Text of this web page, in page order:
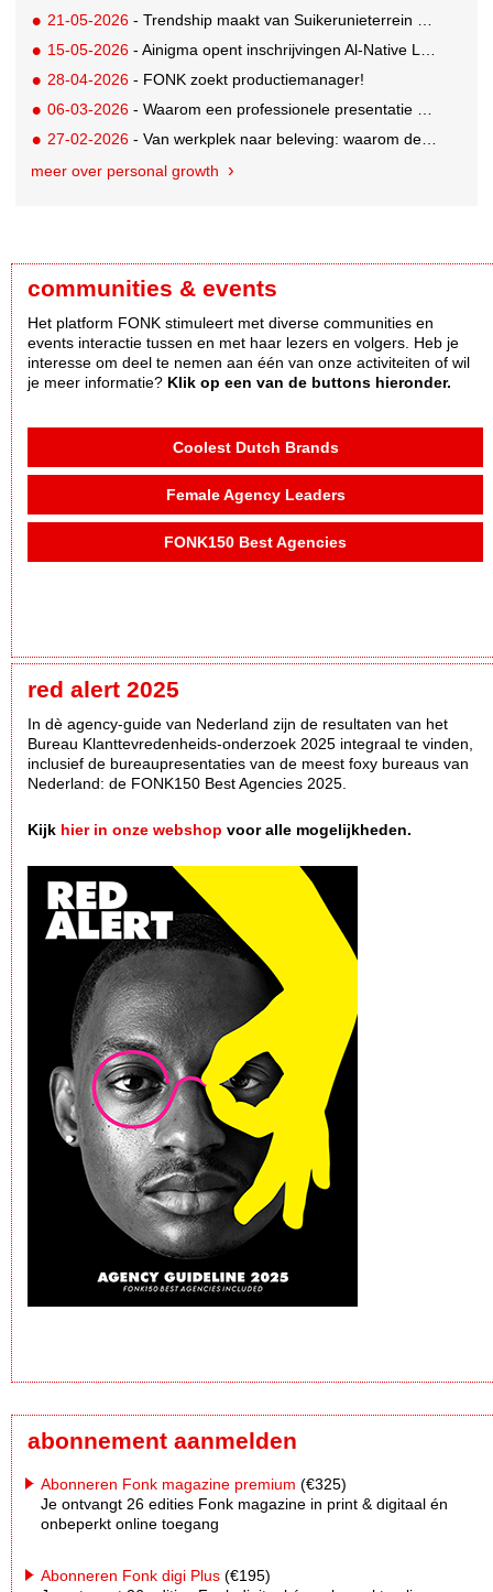
21-05-2026 - Trendship maakt van Suikerunieterrein ondernemend dorpsplein
15-05-2026 - Ainigma opent inschrijvingen Al-Native Leadership Academy
28-04-2026 - FONK zoekt productiemanager!
06-03-2026 - Waarom een professionele presentatie doorslaggevend is bij pitches en new business
27-02-2026 - Van werkplek naar beleving: waarom deze details ertoe doen
meer over personal growth
communities & events
Het platform FONK stimuleert met diverse communities en
events interactie tussen en met haar lezers en volgers. Heb je
interesse om deel te nemen aan één van onze activiteiten of wil
je meer informatie? Klik op een van de buttons hieronder.
Coolest Dutch Brands
Female Agency Leaders
FONK150 Best Agencies
red alert 2025
In dè agency-guide van Nederland zijn de resultaten van het
Bureau Klanttevredenheids-onderzoek 2025 integraal te vinden,
inclusief de bureaupresentaties van de meest foxy bureaus van
Nederland: de FONK150 Best Agencies 2025.
Kijk hier in onze webshop voor alle mogelijkheden.
abonnement aanmelden
Abonneren Fonk magazine premium (€325)
Je ontvangt 26 edities Fonk magazine in print & digitaal én
onbeperkt online toegang
Abonneren Fonk digi Plus (€195)